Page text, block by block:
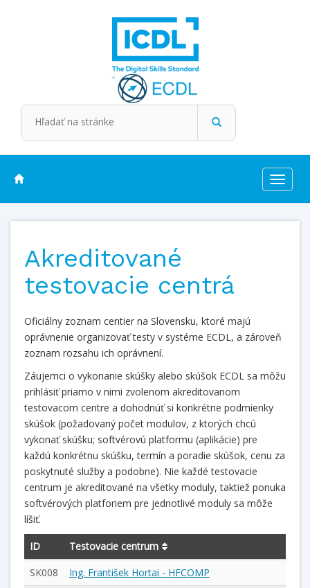
Toggle
Akreditované
testovacie centrá
Oficiálny zoznam centier na Slovensku, ktoré majú
oprávnenie organizovať testy v systéme ECDL, a zároveň
zoznam rozsahu ich oprávnení.
Záujemci o vykonanie skúšky alebo skúšok ECDL sa môžu
prihlásiť priamo v nimi zvolenom akreditovanom
testovacom centre a dohodnúť si konkrétne podmienky
skúšok (požadovaný počet modulov, z ktorých chcú
vykonať skúšku; softvérovú platformu (aplikácie) pre
každú konkrétnu skúšku, termín a poradie skúšok, cenu za
poskytnuté služby a podobne). Nie každé testovacie
centrum je akreditované na všetky moduly, taktiež ponuka
softvérových platforiem pre jednotlivé moduly sa môže
líšiť.
ID
Testovacie centrum
SK008
Ing. František Hortai - HFCOMP